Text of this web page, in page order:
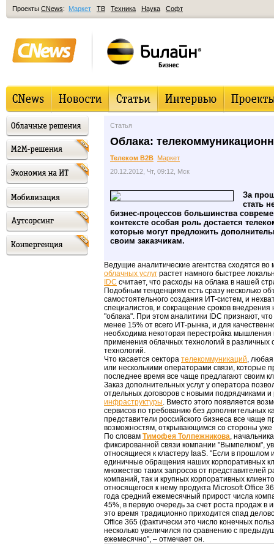
Проекты CNews: Маркет ТВ Техника Наука Софт
Статья
Облака:
Телеком B2B Маркет
20.12.2012, Чт, 09:12, Мск
За
стать
бизнес-процессов большинства
контексте особая роль достается
которые могут предложить
своим заказчикам.
Ведущие аналитические агентства сходятся
облачных услуг растет намного быстрее
IDC считает, что расходы на облака в нашей
Подобным тенденциям есть сразу несколько
самостоятельного создания ИТ-систем, и
специалистов, и сокращение сроков внедрения
"облака". При этом аналитики IDC признают,
менее 15% от всего ИТ-рынка, и для
необходима некоторая перестройка
применения облачных технологий в
технологий.
Что касается сектора телекоммуникаций,
или несколькими операторами связи, которые
последнее время все чаще предлагают своим
Заказ дополнительных услуг у оператора
отдельных договоров с новыми подрядчиками
инфраструктуры. Вместо этого появляется
сервисов по требованию без дополнительных
представители российского бизнеса все чаще
возможностям, открывающимся со стороны уже
По словам Тимофея Толпежникова,
фиксированной связи компании "Вымпелком",
относящиеся к кластеру IaaS. "Если в прошлом
единичные обращения наших корпоративных
множество таких запросов от представителей
компаний, так и крупных корпоративных
относящегося к нему продукта Microsoft Office
года средний ежемесячный прирост числа
45%, в первую очередь за счет роста продаж в
это время традиционно приходится спад
Office 365 (фактически это число конечных
несколько увеличился по сравнению с
ежемесячно", – отмечает он.